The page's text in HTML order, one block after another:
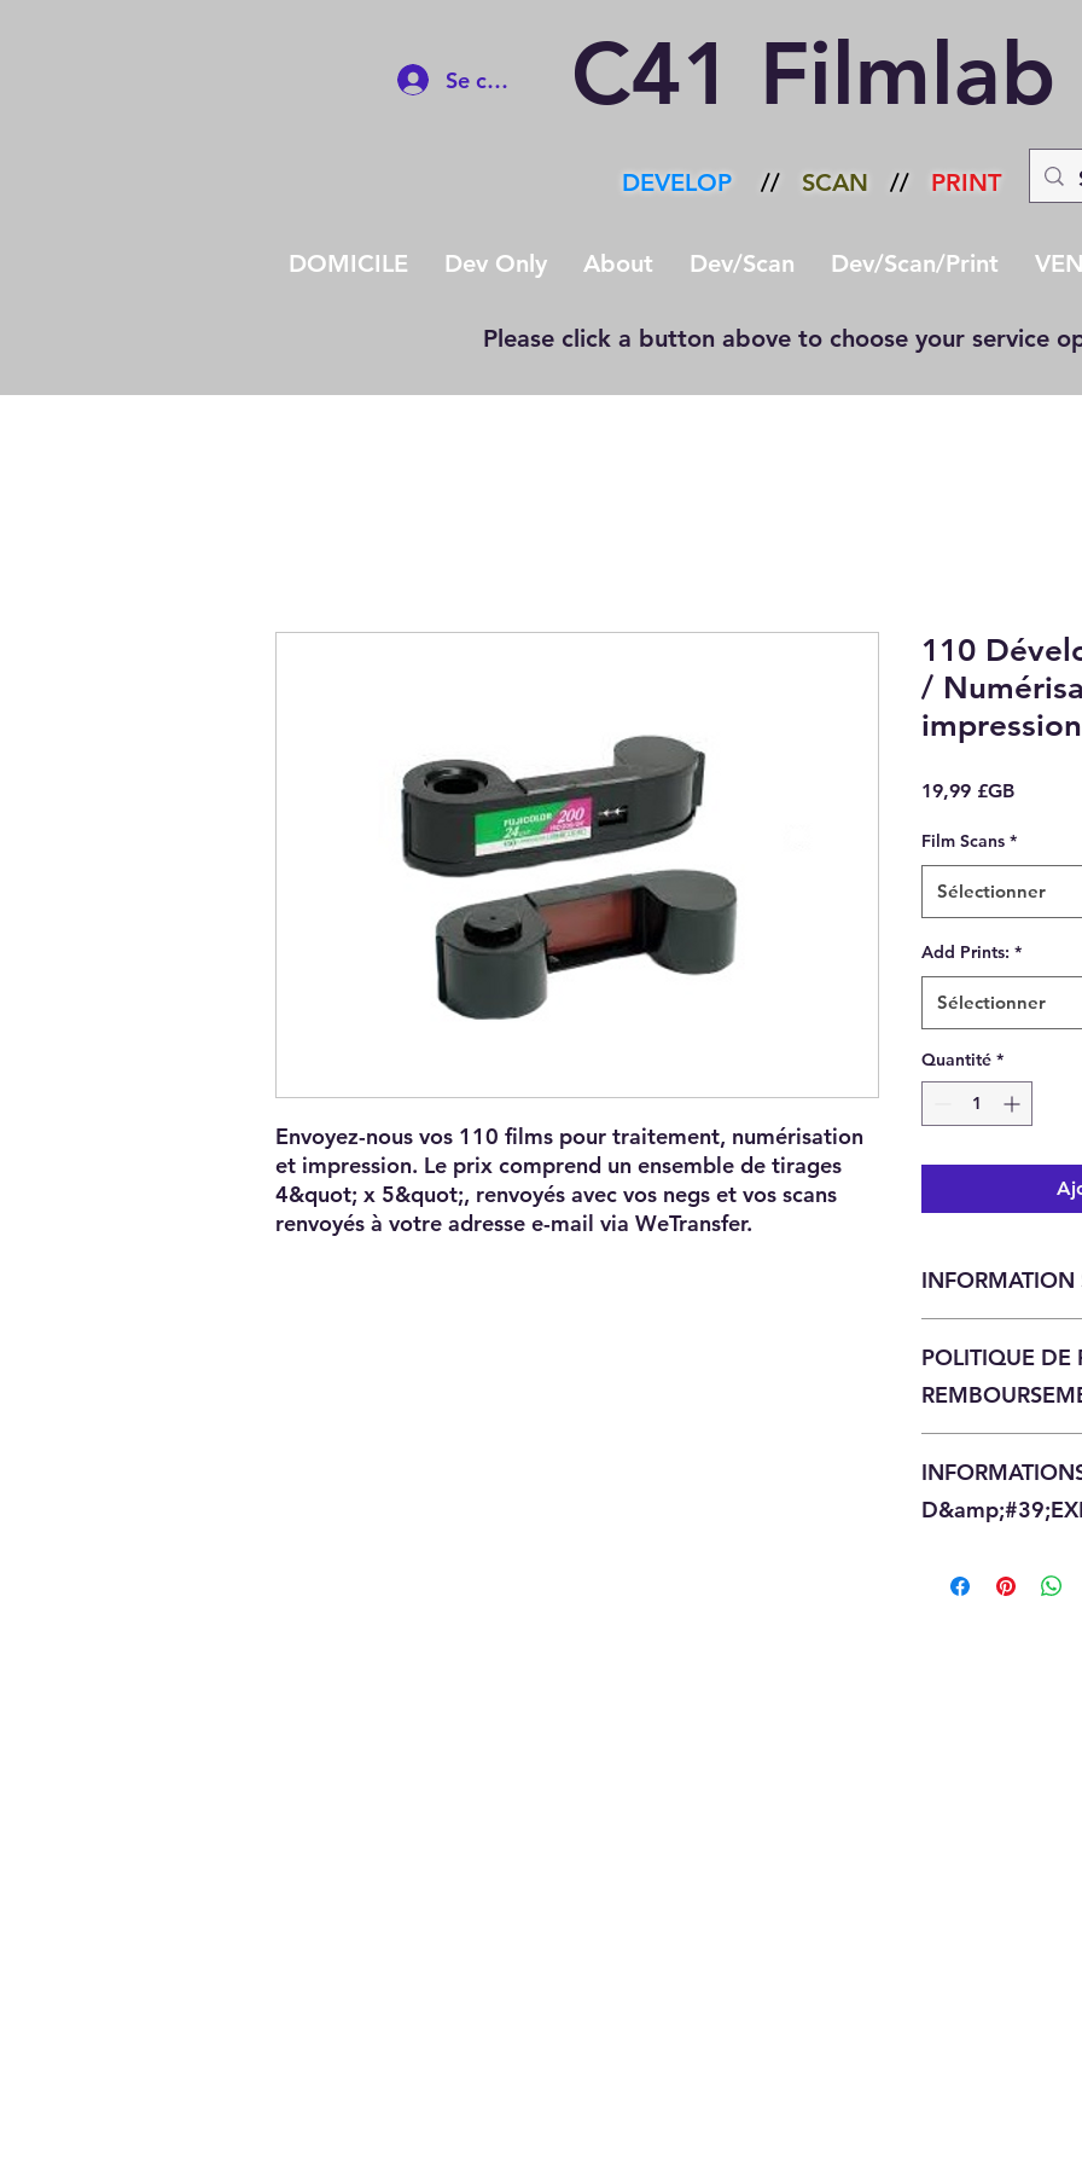
Se connecterC41 Filmlab
DEVELOP // SCAN // PRINT
DOMICILE Dev Only About Dev/Scan Dev/Scan/Print
Please click a button above to choose your service
Envoyez-nous vos 110 films pour traitement, numérisation
et impression. Le prix comprend un ensemble de tirages
4&quot; x 5&quot;, renvoyés avec vos negs et vos scans
renvoyés à votre adresse e-mail via WeTransfer.
110
/
impression
19,99 £GBPrix
Film Scans *
Sélectionner
Add Prints: *
Sélectionner
Quantité *
INFORMATION
numérisations et les
POLITIQUE DE
n&#39;est éligible.
votre commande
ferons un plaisir de
seront retournés